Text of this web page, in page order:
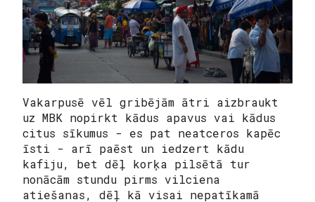
Vakarpusē vēl gribējām ātri aizbraukt
uz MBK nopirkt kādus apavus vai kādus
citus sīkumus - es pat neatceros kapēc
īsti - arī paēst un iedzert kādu
kafiju, bet dēļ korķa pilsētā tur
nonācām stundu pirms vilciena
atiešanas, dēļ kā visai nepatīkamā